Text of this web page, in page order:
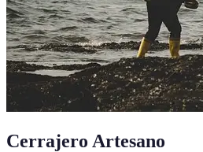
Cerrajero Artesano